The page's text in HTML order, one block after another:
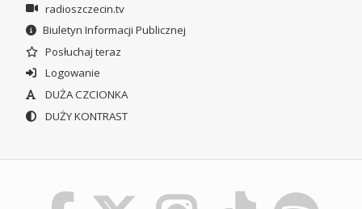
radioszczecin.tv
Biuletyn Informacji Publicznej
Posłuchaj teraz
Logowanie
DUŻA CZCIONKA
DUŻY KONTRAST